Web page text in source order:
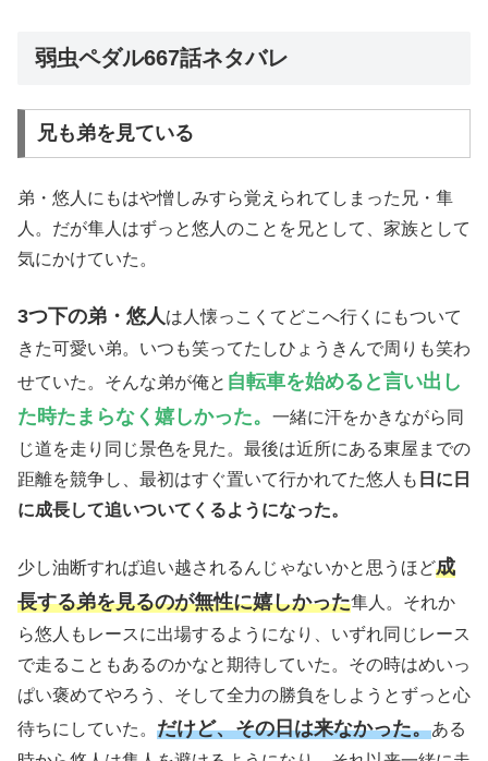
弱虫ペダル667話ネタバレ
兄も弟を見ている
弟・悠人にもはや憎しみすら覚えられてしまった兄・隼
人。だが隼人はずっと悠人のことを兄として、家族として
気にかけていた。
3つ下の弟・悠人は人懐っこくてどこへ行くにもついて
きた可愛い弟。いつも笑ってたしひょうきんで周りも笑わ
せていた。そんな弟が俺と 自転車を始めると言い出し
た時たまらなく嬉しかった。 一緒に汗をかきながら同
じ道を走り同じ景色を見た。最後は近所にある東屋までの
距離を競争し、最初はすぐ置いて行かれてた悠人も 日に日
に成長して追いついてくるようになった。
少し油断すれば追い越されるんじゃないかと思うほど成
長する弟を見るのが無性に嬉しかった隼人。それか
ら悠人もレースに出場するようになり、いずれ同じレース
で走ることもあるのかなと期待していた。その時はめいっ
ぱい褒めてやろう、そして全力の勝負をしようとずっと心
待ちにしていた。 だけど、その日は来なかった。ある